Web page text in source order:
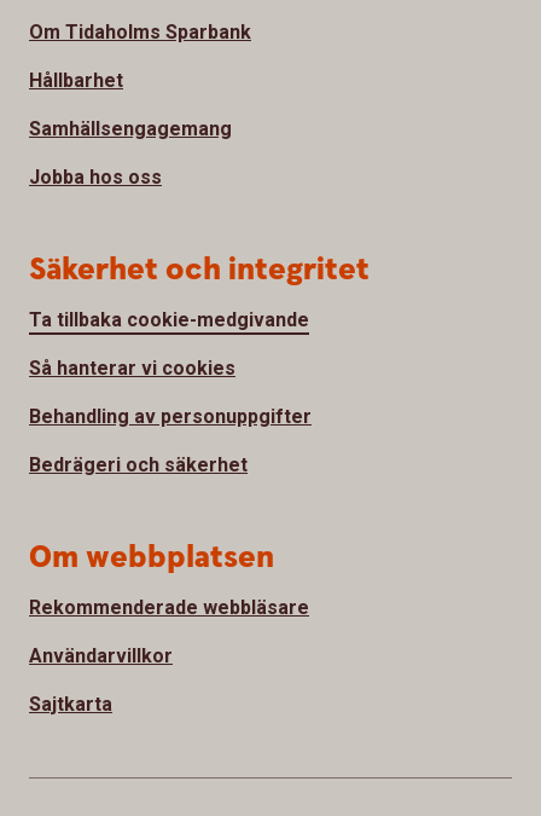
Om Tidaholms Sparbank
Hållbarhet
Samhällsengagemang
Jobba hos oss
Säkerhet och integritet
Ta tillbaka cookie-medgivande
Så hanterar vi cookies
Behandling av personuppgifter
Bedrägeri och säkerhet
Om webbplatsen
Rekommenderade webbläsare
Användarvillkor
Sajtkarta